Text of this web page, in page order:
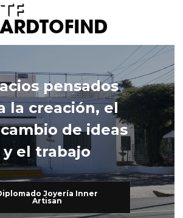
Workshops
pensados
la creación, el
de ideas
y el trabajo
Joyería Inner
Artisan